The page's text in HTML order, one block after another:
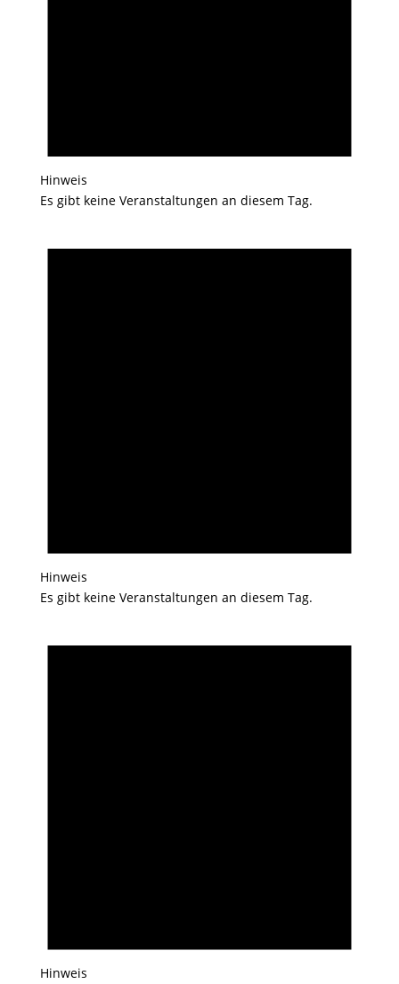
Hinweis
Es gibt keine Veranstaltungen an diesem Tag.
Hinweis
Es gibt keine Veranstaltungen an diesem Tag.
Hinweis